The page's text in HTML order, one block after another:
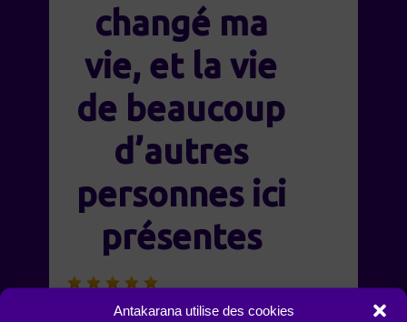
Antakarana utilise des cookies
changé ma
vie, et la vie
de beaucoup
d’autres
personnes ici
présentes
Aujourd’hui, je suis devenue «